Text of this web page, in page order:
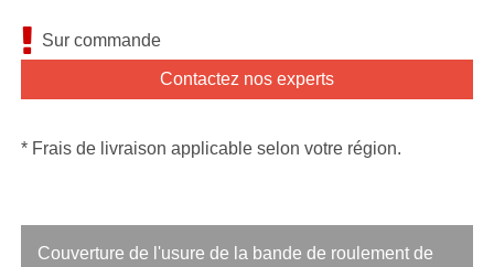
Sur commande
Contactez nos experts
* Frais de livraison applicable selon votre région.
Couverture de l'usure de la bande de roulement de